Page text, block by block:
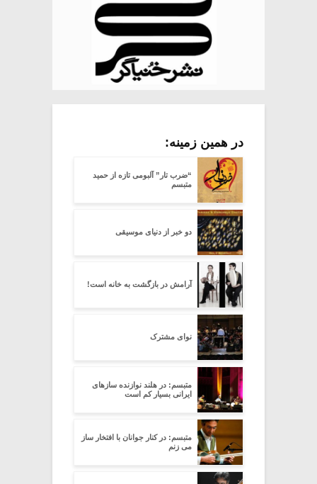
در همین زمینه:
“ضرب تار” آلبومی تازه از حمید
متبسم
دو خبر از دنیای موسیقی
آرامش در بازگشت به خانه است!
نوای مشترک
متبسم: در هلند نوازنده سازهای
ایرانی بسیار کم است
متبسم: در کنار جوانان با افتخار ساز
می زنم